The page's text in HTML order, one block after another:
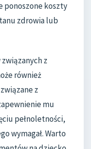
ponoszone koszty
zdrowia lub
z
również
z
mu
pełnoletności,
wymagał. Warto